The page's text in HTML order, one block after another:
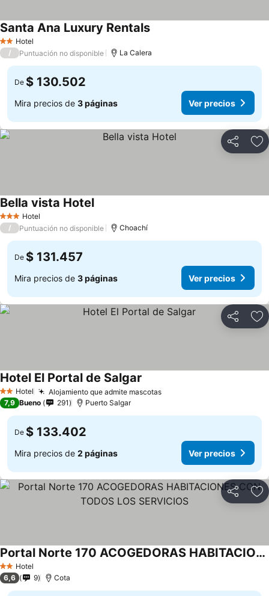
2 Estrellas
Hotel
Santa Ana Luxury Rentals
/ Puntuación no disponible La Calera
De $ 130.502
Mira precios de 3 páginas Ver precios
Compartir
3 Estrellas
Hotel
Bella vista Hotel
/ Puntuación no disponible Choachí
De $ 131.457
Mira precios de 3 páginas Ver precios
Compartir
2 Estrellas
Hotel Alojamiento que admite mascotas
Hotel El Portal de Salgar
7,9 Bueno 291 Puerto Salgar
De $ 133.402
Mira precios de 2 páginas Ver precios
Compartir
2 Estrellas
Hotel
Portal Norte 170 ACOGEDORAS HABITACIONES CON TODOS LOS SERVICIOS
6,6 9 Cota